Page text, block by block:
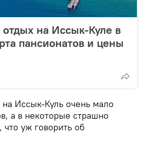
отдых на Иссык-Куле в
пансионатов и цены
Иссык-Куль очень мало
а в некоторые страшно
уж говорить об